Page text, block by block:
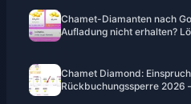
Chamet-Diamanten nach
Aufladung nicht erhalten?
Chamet Diamond:
Rückbuchungssperre 2026